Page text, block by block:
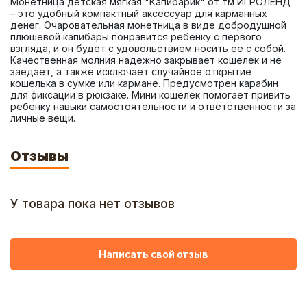
– это удобный компактный аксессуар для карманных
денег. Очаровательная монетница в виде добродушной
плюшевой капибары понравится ребенку с первого
взгляда, и он будет с удовольствием носить ее с собой.
Качественная молния надежно закрывает кошелек и не
заедает, а также исключает случайное открытие
кошелька в сумке или кармане. Предусмотрен карабин
для фиксации в рюкзаке. Мини кошелек помогает привить
ребенку навыки самостоятельности и ответственности за
личные вещи.
Отзывы
У товара пока нет отзывов
Написать свой отзыв